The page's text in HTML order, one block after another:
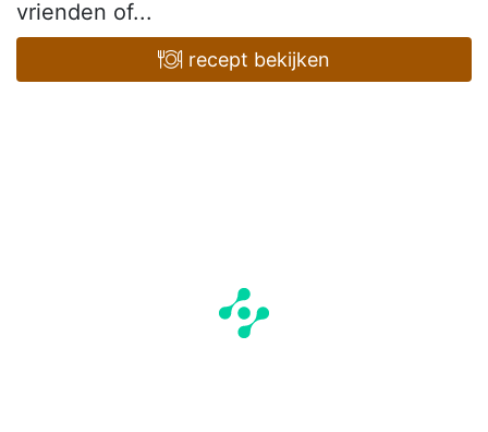
vrienden of...
recept bekijken